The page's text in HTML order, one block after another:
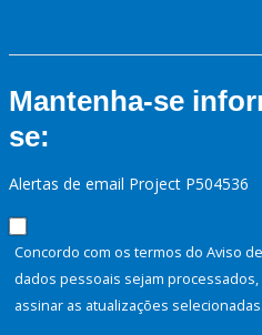
Mantenha-se
se:
Alertas de email Project P504536
Concordo com os termos do Aviso
dados pessoais sejam
assinar as atualizações selecionadas.